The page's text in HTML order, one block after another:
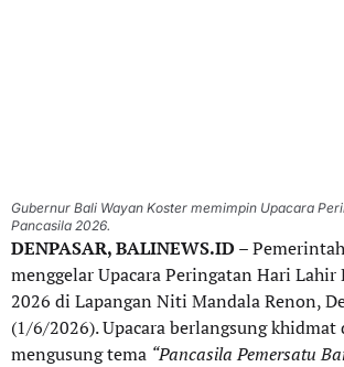
Gubernur Bali Wayan Koster memimpin Upacara
Pancasila 2026.
DENPASAR, BALINEWS.ID–
menggelar Upacara Peringatan Hari Lahir
2026 di Lapangan Niti Mandala Renon,
(1/6/2026). Upacara berlangsung khidmat
mengusung tema “Pancasila Pemersatu